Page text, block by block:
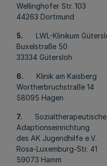
Wellinghofer Str. 103
44263 Dortmund
5.
LWL-Klinikum
Buxelstraße 50
33334 Gütersloh
6.
Klinik am Kaisberg
Wortherbruchstraße 14
58095 Hagen
7.
Adaptionseinrichtung
des AK Jugendhilfe e.V.
Rosa-Luxemburg-Str. 41
59073 Hamm